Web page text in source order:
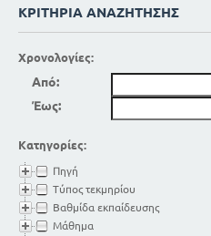
ΚΡΙΤΉΡΙΑ ΑΝΑΖΉΤΗΣΗΣ
Χρονολογίες:
Από:
Έως:
Κατηγορίες:
Πηγή
Τύπος τεκμηρίου
Βαθμίδα εκπαίδευσης
Μάθημα